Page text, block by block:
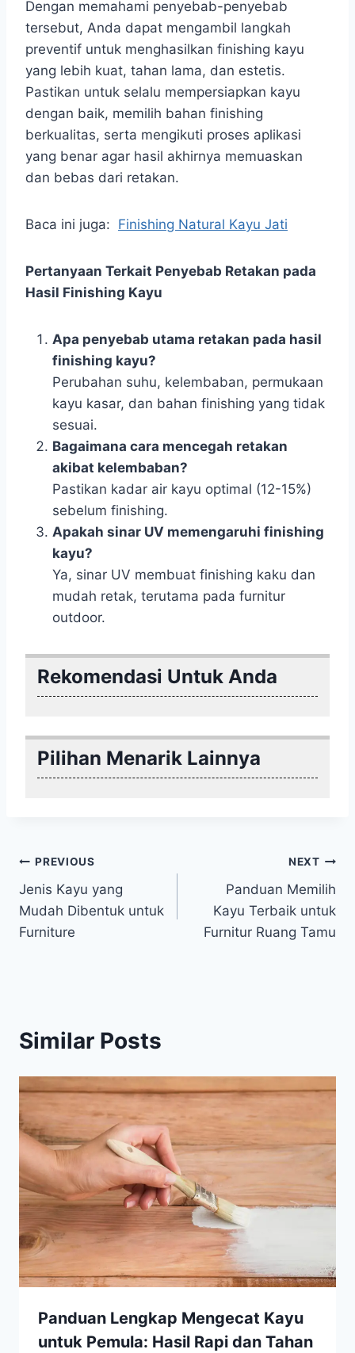
Dengan memahami penyebab-penyebab
tersebut, Anda dapat mengambil langkah
preventif untuk menghasilkan finishing kayu
yang lebih kuat, tahan lama, dan estetis.
Pastikan untuk selalu mempersiapkan kayu
dengan baik, memilih bahan finishing
berkualitas, serta mengikuti proses aplikasi
yang benar agar hasil akhirnya memuaskan
dan bebas dari retakan.
Baca ini juga: Finishing Natural Kayu Jati
Pertanyaan Terkait Penyebab Retakan pada
Hasil Finishing Kayu
Apa penyebab utama retakan pada hasil
finishing kayu?
Perubahan suhu, kelembaban, permukaan
kayu kasar, dan bahan finishing yang tidak
sesuai.
Bagaimana cara mencegah retakan
akibat kelembaban?
Pastikan kadar air kayu optimal (12-15%)
sebelum finishing.
Apakah sinar UV memengaruhi finishing
kayu?
Ya, sinar UV membuat finishing kaku dan
mudah retak, terutama pada furnitur
outdoor.
Rekomendasi Untuk Anda
Pilihan Menarik Lainnya
Post
navigation
PREVIOUS
Jenis Kayu yang
Mudah Dibentuk untuk
Furniture
NEXT
Panduan Memilih
Kayu Terbaik untuk
Furnitur Ruang Tamu
Similar Posts
Panduan Lengkap Mengecat Kayu
untuk Pemula: Hasil Rapi dan Tahan